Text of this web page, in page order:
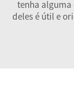
tenha
deles é útil e